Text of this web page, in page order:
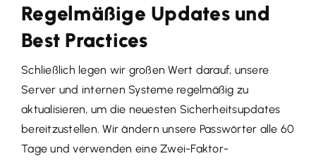
Regelmäßige Updates und
Best Practices
Schließlich legen wir großen Wert darauf, unsere
Server und internen Systeme regelmäßig zu
aktualisieren, um die neuesten Sicherheitsupdates
bereitzustellen. Wir ändern unsere Passwörter alle 60
Tage und verwenden eine Zwei-Faktor-